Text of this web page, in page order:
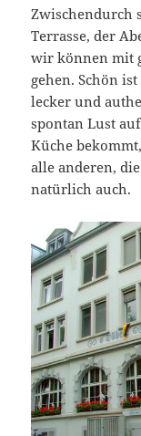
Zwischendurch
Terrasse, der
wir können mit
gehen. Schön
lecker und
spontan Lust
Küche
alle anderen,
natürlich auch.